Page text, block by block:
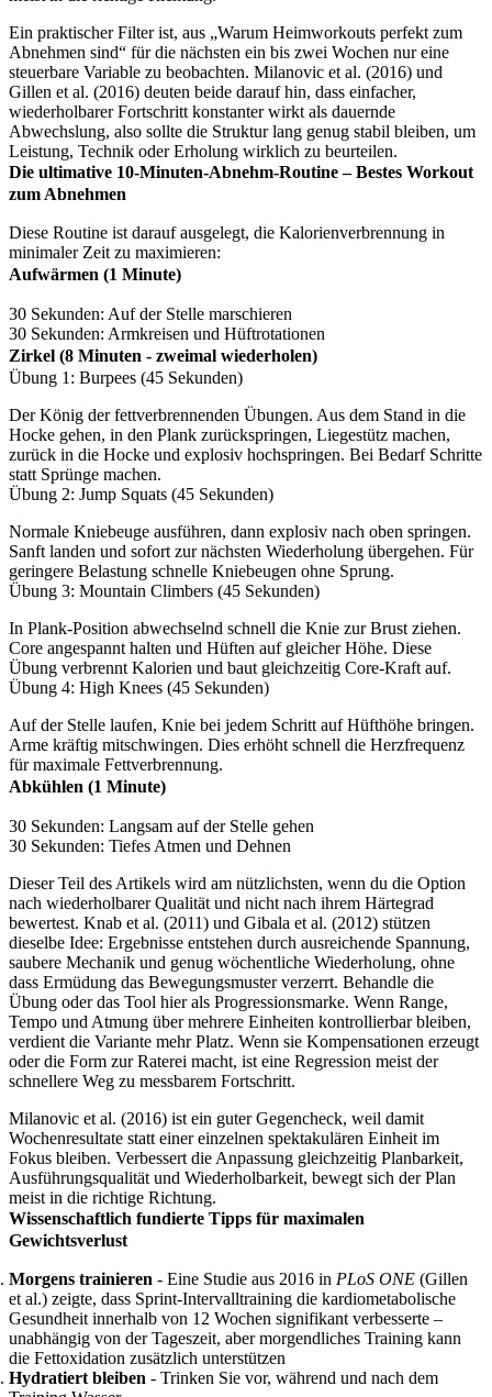
Ein praktischer Filter ist, aus „Warum Heimworkouts perfekt zum
Abnehmen sind“ für die nächsten ein bis zwei Wochen nur eine
steuerbare Variable zu beobachten. Milanovic et al. (2016) und
Gillen et al. (2016) deuten beide darauf hin, dass einfacher,
wiederholbarer Fortschritt konstanter wirkt als dauernde
Abwechslung, also sollte die Struktur lang genug stabil bleiben, um
Leistung, Technik oder Erholung wirklich zu beurteilen.
Die ultimative 10-Minuten-Abnehm-Routine – Bestes Workout
zum Abnehmen
Diese Routine ist darauf ausgelegt, die Kalorienverbrennung in
minimaler Zeit zu maximieren:
Aufwärmen (1 Minute)
30 Sekunden: Auf der Stelle marschieren
30 Sekunden: Armkreisen und Hüftrotationen
Zirkel (8 Minuten - zweimal wiederholen)
Übung 1: Burpees (45 Sekunden)
Der König der fettverbrennenden Übungen. Aus dem Stand in die
Hocke gehen, in den Plank zurückspringen, Liegestütz machen,
zurück in die Hocke und explosiv hochspringen. Bei Bedarf Schritte
statt Sprünge machen.
Übung 2: Jump Squats (45 Sekunden)
Normale Kniebeuge ausführen, dann explosiv nach oben springen.
Sanft landen und sofort zur nächsten Wiederholung übergehen. Für
geringere Belastung schnelle Kniebeugen ohne Sprung.
Übung 3: Mountain Climbers (45 Sekunden)
In Plank-Position abwechselnd schnell die Knie zur Brust ziehen.
Core angespannt halten und Hüften auf gleicher Höhe. Diese
Übung verbrennt Kalorien und baut gleichzeitig Core-Kraft auf.
Übung 4: High Knees (45 Sekunden)
Auf der Stelle laufen, Knie bei jedem Schritt auf Hüfthöhe bringen.
Arme kräftig mitschwingen. Dies erhöht schnell die Herzfrequenz
für maximale Fettverbrennung.
Abkühlen (1 Minute)
30 Sekunden: Langsam auf der Stelle gehen
30 Sekunden: Tiefes Atmen und Dehnen
Dieser Teil des Artikels wird am nützlichsten, wenn du die Option
nach wiederholbarer Qualität und nicht nach ihrem Härtegrad
bewertest. Knab et al. (2011) und Gibala et al. (2012) stützen
dieselbe Idee: Ergebnisse entstehen durch ausreichende Spannung,
saubere Mechanik und genug wöchentliche Wiederholung, ohne
dass Ermüdung das Bewegungsmuster verzerrt. Behandle die
Übung oder das Tool hier als Progressionsmarke. Wenn Range,
Tempo und Atmung über mehrere Einheiten kontrollierbar bleiben,
verdient die Variante mehr Platz. Wenn sie Kompensationen erzeugt
oder die Form zur Raterei macht, ist eine Regression meist der
schnellere Weg zu messbarem Fortschritt.
Milanovic et al. (2016) ist ein guter Gegencheck, weil damit
Wochenresultate statt einer einzelnen spektakulären Einheit im
Fokus bleiben. Verbessert die Anpassung gleichzeitig Planbarkeit,
Ausführungsqualität und Wiederholbarkeit, bewegt sich der Plan
meist in die richtige Richtung.
Wissenschaftlich fundierte Tipps für maximalen
Gewichtsverlust
Morgens trainieren - Eine Studie aus 2016 in PLoS ONE (Gillen
et al.) zeigte, dass Sprint-Intervalltraining die kardiometabolische
Gesundheit innerhalb von 12 Wochen signifikant verbesserte –
unabhängig von der Tageszeit, aber morgendliches Training kann
die Fettoxidation zusätzlich unterstützen
Hydratiert bleiben - Trinken Sie vor, während und nach dem